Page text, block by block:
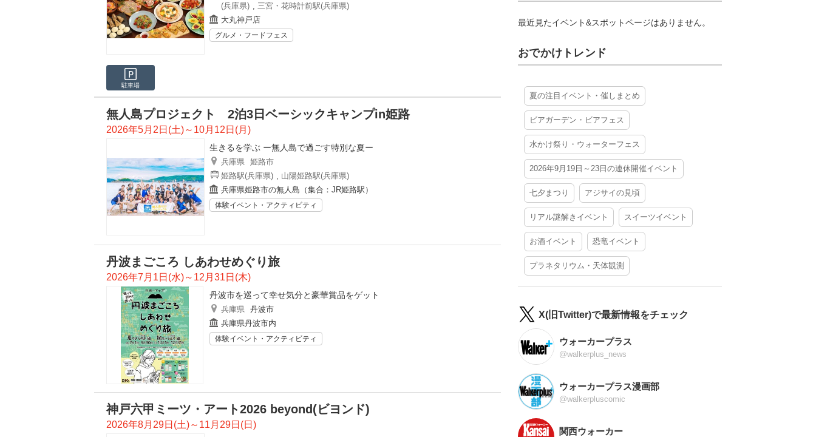
(兵庫県) , 三宮・花時計前駅(兵庫県)
大丸神戸店
グルメ・フードフェス
駐車場
無人島プロジェクト 2泊3日ベーシックキャンプin姫路
2026年5月2日(土)～10月12日(月)
生きるを学ぶ ー無人島で過ごす特別な夏ー
兵庫県 姫路市
姫路駅(兵庫県) , 山陽姫路駅(兵庫県)
兵庫県姫路市の無人島（集合：JR姫路駅）
体験イベント・アクティビティ
丹波まごころ しあわせめぐり旅
2026年7月1日(水)～12月31日(木)
丹波市を巡って幸せ気分と豪華賞品をゲット
兵庫県 丹波市
兵庫県丹波市内
体験イベント・アクティビティ
神戸六甲ミーツ・アート2026 beyond(ビヨンド)
2026年8月29日(土)～11月29日(日)
最近見たイベント&スポットページはありません。
おでかけトレンド
夏の注目イベント・催しまとめ
ビアガーデン・ビアフェス
水かけ祭り・ウォーターフェス
2026年9月19日～23日の連休開催イベント
七夕まつり アジサイの見頃
リアル謎解きイベント スイーツイベント
お酒イベント 恐竜イベント
プラネタリウム・天体観測
X(旧Twitter)で最新情報をチェック
ウォーカープラス
@walkerplus_news
ウォーカープラス漫画部
@walkerpluscomic
関西ウォーカー